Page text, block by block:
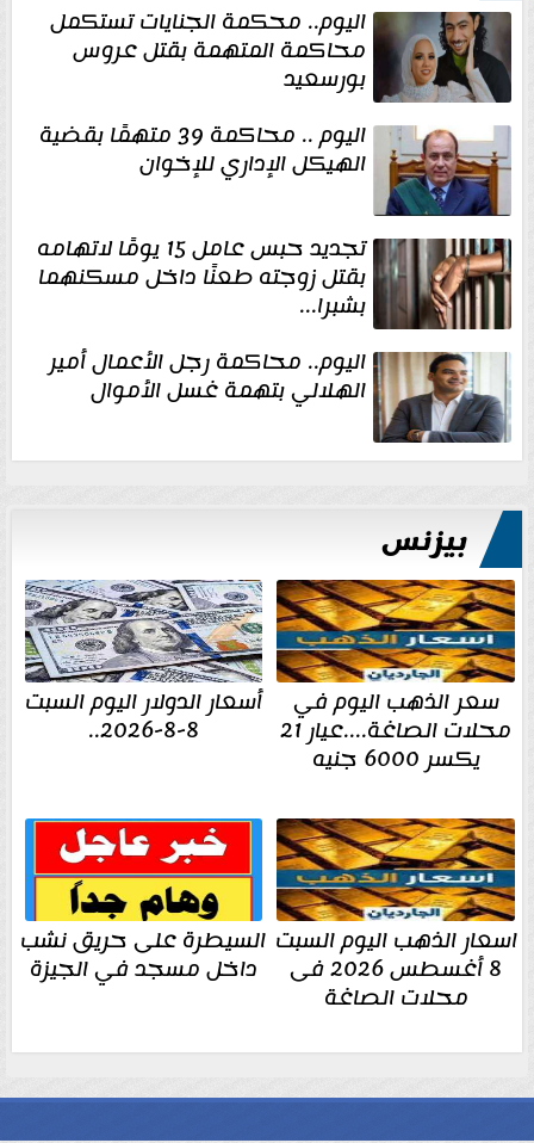
اليوم.. محكمة الجنايات تستكمل
محاكمة المتهمة بقتل عروس
بورسعيد
اليوم .. محاكمة 39 متهمًا بقضية
الهيكل الإداري للإخوان
تجديد حبس عامل 15 يومًا لاتهامه
بقتل زوجته طعنًا داخل مسكنهما
بشبرا...
اليوم.. محاكمة رجل الأعمال أمير
الهلالي بتهمة غسل الأموال
بيزنس
سعر الذهب اليوم في
محلات الصاغة....عيار 21
يكسر 6000 جنيه
أسعار الدولار اليوم السبت
8-8-2026..
اسعار الذهب اليوم السبت
8 أغسطس 2026 فى
محلات الصاغة
السيطرة على حريق نشب
داخل مسجد في الجيزة